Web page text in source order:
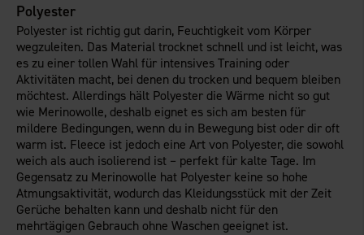
Polyester
Polyester ist richtig gut darin, Feuchtigkeit vom Körper
wegzuleiten. Das Material trocknet schnell und ist leicht, was
es zu einer tollen Wahl für intensives Training oder
Aktivitäten macht, bei denen du trocken und bequem bleiben
möchtest. Allerdings hält Polyester die Wärme nicht so gut
wie Merinowolle, deshalb eignet es sich am besten für
mildere Bedingungen, wenn du in Bewegung bist oder dir oft
warm ist. Fleece ist jedoch eine Art von Polyester, die sowohl
weich als auch isolierend ist – perfekt für kalte Tage. Im
Gegensatz zu Merinowolle hat Polyester keine so hohe
Atmungsaktivität, wodurch das Kleidungsstück mit der Zeit
Gerüche behalten kann und deshalb nicht für den
mehrtägigen Gebrauch ohne Waschen geeignet ist.